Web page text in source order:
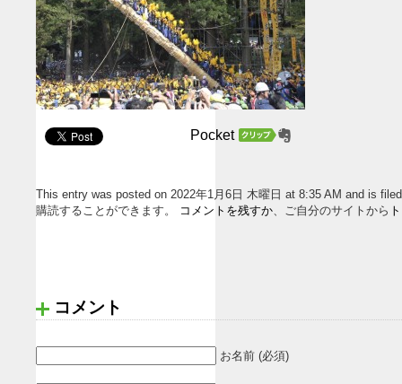
Pocket
This entry was posted on 2022年1月6日 木曜日 at 8:35 AM and is
購読することができます。
コメントを残すか、ご自分のサイトから
コメント
お名前 (必須)